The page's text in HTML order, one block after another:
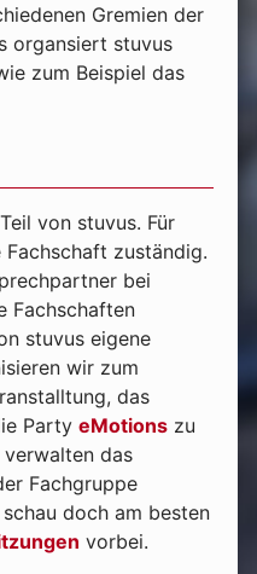
Gremien der
organsiert stuvus
zum Beispiel das
von stuvus. Für
zuständig.
bei
Fachschaften
stuvus eigene
wir zum
das
Party eMotions zu
verwalten das
Fachgruppe
doch am besten
vorbei.